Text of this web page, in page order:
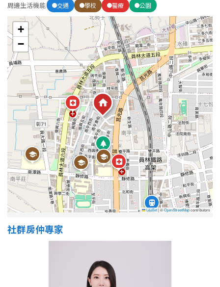
格局
不拘
1房
2房 3房
4房 5房以上
屋齡
不拘
5 年以下
5-10 年 10-20 年
20-30 年 30-40 年
40 年以上
周邊生活機能 交通 學校 醫療 公園
+
−
Leaflet|©OpenStreetMapcontributors
社群房仲專家